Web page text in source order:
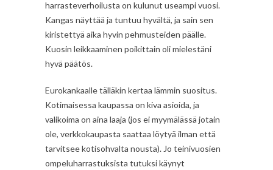
harrasteverhoilusta on kulunut useampi vuosi.
Kangas näyttää ja tuntuu hyvältä, ja sain sen
kiristettyä aika hyvin pehmusteiden päälle.
Kuosin leikkaaminen poikittain oli mielestäni
hyvä päätös.
Eurokankaalle tälläkin kertaa lämmin suositus.
Kotimaisessa kaupassa on kiva asioida, ja
valikoima on aina laaja (jos ei myymälässä jotain
ole, verkkokaupasta saattaa löytyä ilman että
tarvitsee kotisohvalta nousta). Jo teinivuosien
ompeluharrastuksista tutuksi käynyt